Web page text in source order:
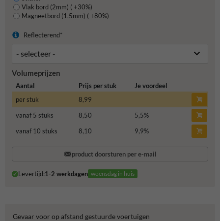
Vlak bord (2mm) ( +30%)
Magneetbord (1,5mm) ( +80%)
Reflecterend*
Volumeprijzen
Aantal Prijs per stuk
Je voordeel
per stuk
8,99
vanaf 5 stuks
8,50 5,5%
vanaf 10 stuks
8,10 9,9%
product doorsturen per e-mail
Levertijd:1-2 werkdagen woensdag in huis
Gevaar voor op afstand gestuurde voertuigen